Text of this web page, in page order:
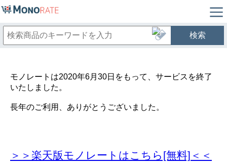
検索
モノレートは2020年6月30日をもって、サービスを終了
いたしました。
長年のご利用、ありがとうございました。
＞＞楽天版モノレートはこちら[無料]＜＜